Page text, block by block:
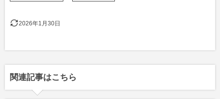
2026年1月30日
関連記事はこちら